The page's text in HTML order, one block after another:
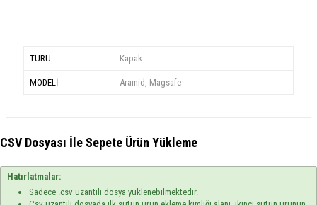
TÜRÜ Kapak
MODELİ Aramid, Magsafe
CSV Dosyası İle Sepete Ürün Yükleme
Hatırlatmalar:
Sadece .csv uzantılı dosya yüklenebilmektedir.